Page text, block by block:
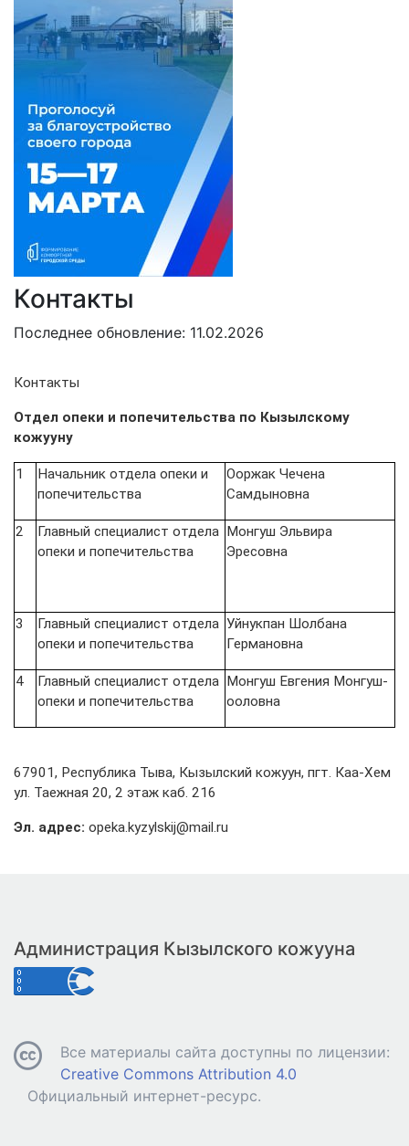
Контакты
Последнее обновление: 11.02.2026
Контакты
Отдел опеки и попечительства по Кызылскому
кожууну
1
Начальник отдела опеки и
попечительства
Ооржак Чечена
Самдыновна
2
Главный специалист отдела
опеки и попечительства
Монгуш Эльвира
Эресовна
3
Главный специалист отдела
опеки и попечительства
Уйнукпан Шолбана
Германовна
4
Главный специалист отдела
опеки и попечительства
Монгуш Евгения Монгуш-
ооловна
67901, Республика Тыва, Кызылский кожуун, пгт. Каа-Хем
ул. Таежная 20, 2 этаж каб. 216
Эл. адрес: opeka.kyzylskij@mail.ru
Администрация Кызылского кожууна
Все материалы сайта доступны по лицензии:
Creative Commons Attribution 4.0
Официальный интернет-ресурс.